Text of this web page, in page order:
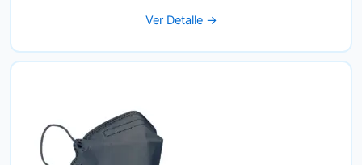
RD$250.00
RD$428.16
Ver Detalle →